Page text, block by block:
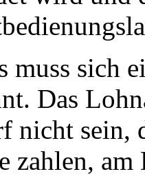
muss sich
Das
nicht sein,
zahlen,